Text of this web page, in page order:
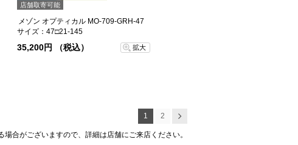
店舗取寄可能
メゾン オプティカル MO-709-GRH-47
サイズ：47□21-145
35,200円 （税込） 拡大
1 2
合がございますので、詳細は店舗にご来店ください。